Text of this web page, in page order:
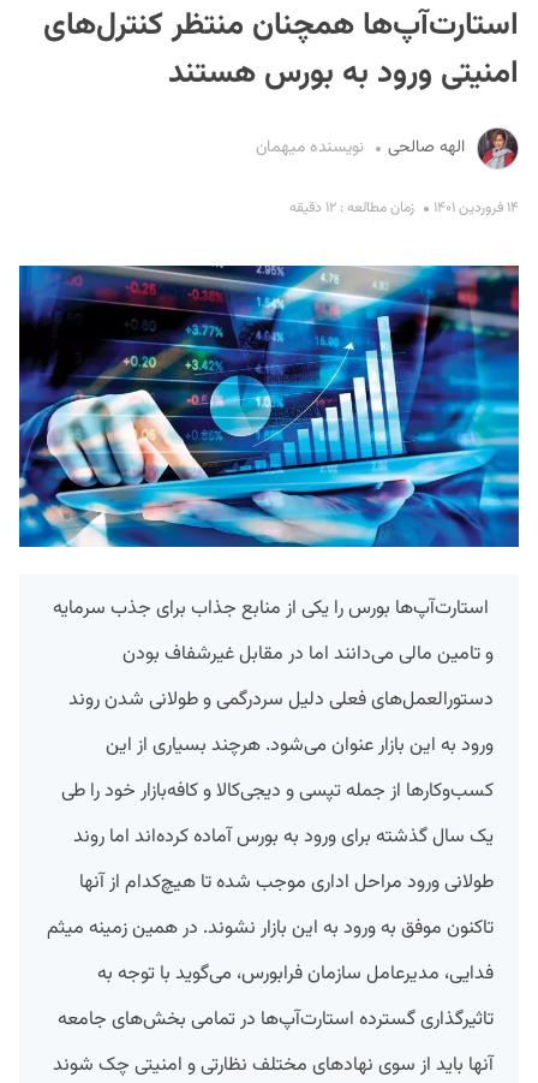
استارت‌آپ‌ها همچنان منتظر کنترل‌های
امنیتی ورود به بورس هستند
الهه صالحی نویسنده میهمان
۱۴ فروردین ۱۴۰۱ زمان مطالعه : ۱۲ دقیقه
استارت‌آپ‌ها بورس را یکی از منابع جذاب برای جذب سرمایه
و تامین مالی می‌دانند اما در مقابل غیرشفاف بودن
دستورالعمل‌های فعلی دلیل سردرگمی‌ و طولانی شدن روند
ورود به این بازار عنوان می‌شود. هرچند بسیاری از این
کسب‌وکارها از جمله تپسی و دیجی‌کالا و کافه‌بازار خود را طی
یک سال گذشته برای ورود به بورس آماده کرده‌اند اما روند
طولانی ورود مراحل اداری موجب شده تا هیچ‌کدام از آنها
تاکنون موفق به ورود به این بازار نشوند. در همین زمینه میثم
فدایی، مدیرعامل سازمان فرابورس، می‌گوید با توجه به
تاثیرگذاری گسترده استارت‌آپ‌ها در تمامی بخش‌های جامعه
آنها باید از سوی نهادهای مختلف نظارتی و امنیتی چک شوند